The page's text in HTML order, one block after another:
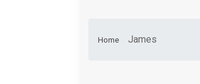
Home James